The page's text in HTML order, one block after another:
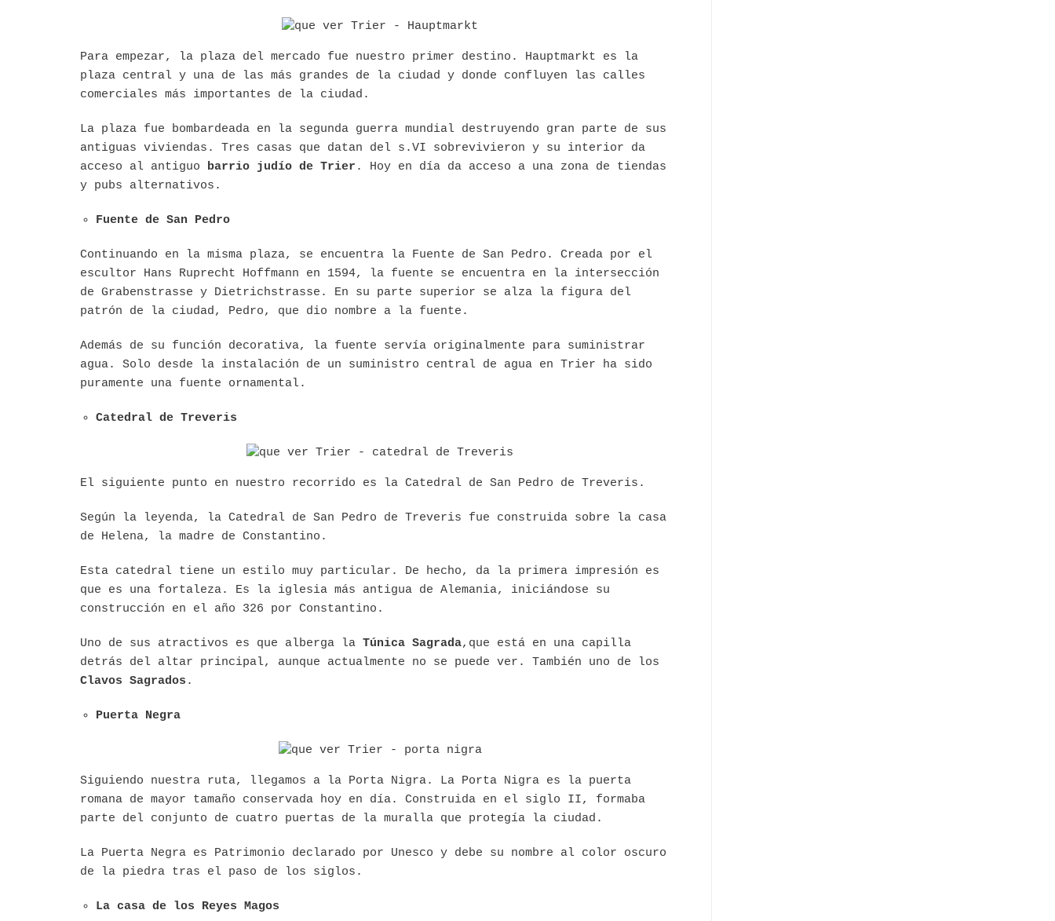
Para empezar, la plaza del mercado fue nuestro primer destino. Hauptmarkt es la
plaza central y una de las más grandes de la ciudad y donde confluyen las calles
comerciales más importantes de la ciudad.
La plaza fue bombardeada en la segunda guerra mundial destruyendo gran parte de sus
antiguas viviendas. Tres casas que datan del s.VI sobrevivieron y su interior da
acceso al antiguo barrio judío de Trier . Hoy en día da acceso a una zona de tiendas
y pubs alternativos.
Fuente de San Pedro
Continuando en la misma plaza, se encuentra la Fuente de San Pedro. Creada por el
escultor Hans Ruprecht Hoffmann en 1594, la fuente se encuentra en la intersección
de Grabenstrasse y Dietrichstrasse. En su parte superior se alza la figura del
patrón de la ciudad, Pedro, que dio nombre a la fuente.
Además de su función decorativa, la fuente servía originalmente para suministrar
agua. Solo desde la instalación de un suministro central de agua en Trier ha sido
puramente una fuente ornamental.
Catedral de Treveris
El siguiente punto en nuestro recorrido es la Catedral de San Pedro de Treveris.
Según la leyenda, la Catedral de San Pedro de Treveris fue construida sobre la casa
de Helena, la madre de Constantino.
Esta catedral tiene un estilo muy particular. De hecho, da la primera impresión es
que es una fortaleza. Es la iglesia más antigua de Alemania, iniciándose su
construcción en el año 326 por Constantino.
Uno de sus atractivos es que alberga la Túnica Sagrada,que está en una capilla
detrás del altar principal, aunque actualmente no se puede ver. También uno de los
Clavos Sagrados .
Puerta Negra
Siguiendo nuestra ruta, llegamos a la Porta Nigra. La Porta Nigra es la puerta
romana de mayor tamaño conservada hoy en día. Construida en el siglo II, formaba
parte del conjunto de cuatro puertas de la muralla que protegía la ciudad.
La Puerta Negra es Patrimonio declarado por Unesco y debe su nombre al color oscuro
de la piedra tras el paso de los siglos.
La casa de los Reyes Magos